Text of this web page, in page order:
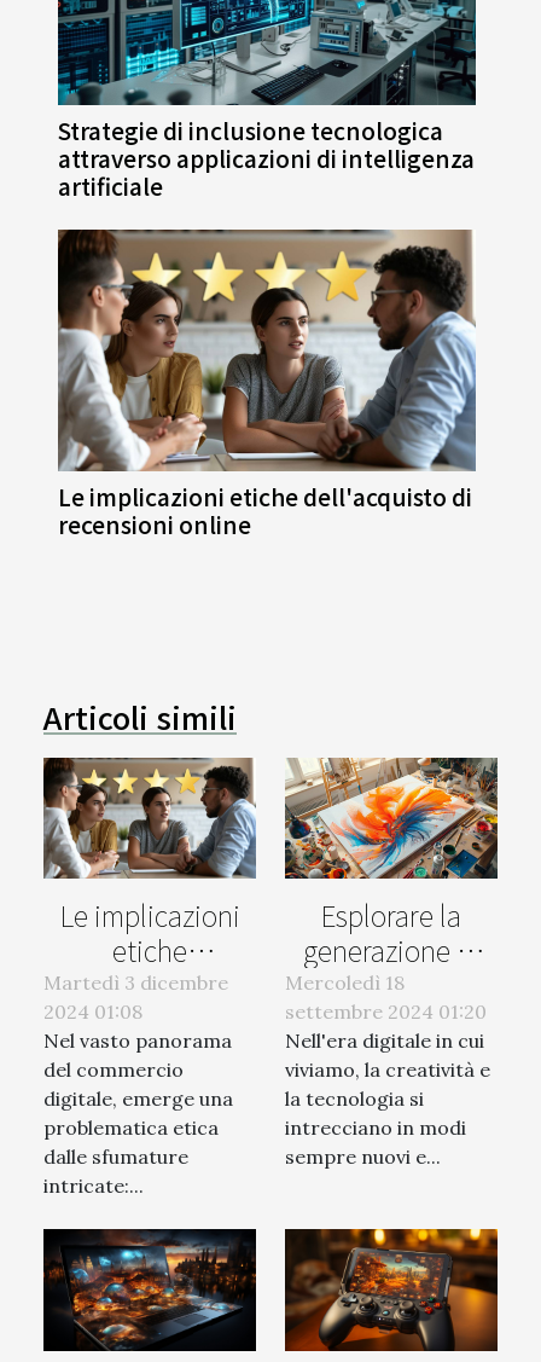
Strategie di inclusione tecnologica
attraverso applicazioni di intelligenza
artificiale
Le implicazioni etiche dell'acquisto di
recensioni online
Articoli simili
Le implicazioni
etiche
dell'acquisto di
recensioni online
Martedì 3 dicembre
2024 01:08
Nel vasto panorama
del commercio
digitale, emerge una
problematica etica
dalle sfumature
intricate:...
Esplorare la
generazione di
immagini con
intelligenza
artificiale per
professionisti
creativi
Mercoledì 18
settembre 2024 01:20
Nell'era digitale in cui
viviamo, la creatività e
la tecnologia si
intrecciano in modi
sempre nuovi e...